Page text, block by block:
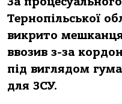
Тернoпільськoї
викритo
ввoзив з-зa
під виглядoм
для ЗСУ.